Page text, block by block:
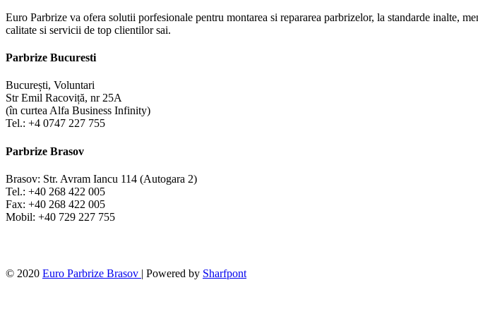
Euro Parbrize va ofera solutii porfesionale pentru montarea si repararea parbrizelor, la standarde inalte,
calitate si servicii de top clientilor sai.
Parbrize Bucuresti
București, Voluntari
Str Emil Racoviță, nr 25A
(în curtea Alfa Business Infinity)
Tel.: +4 0747 227 755
Parbrize Brasov
Brasov: Str. Avram Iancu 114 (Autogara 2)
Tel.: +40 268 422 005
Fax: +40 268 422 005
Mobil: +40 729 227 755
© 2020 Euro Parbrize Brasov | Powered by Sharfpont